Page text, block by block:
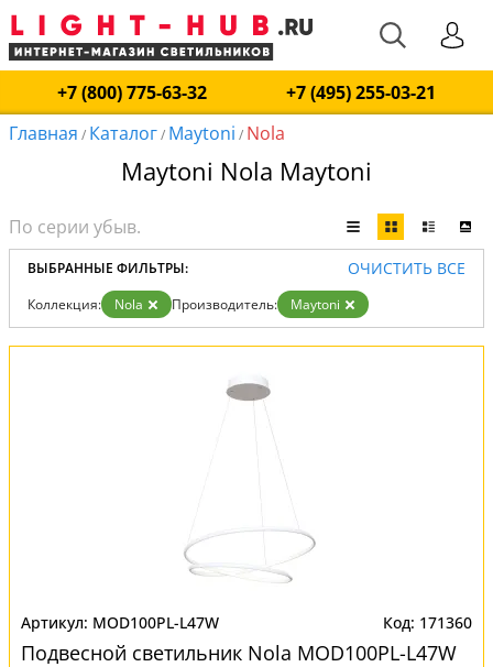
+7 (800) 775-63-32
+7 (495) 255-03-21
Главная / Каталог/ Maytoni / Nola
Maytoni Nola Maytoni
ВЫБРАННЫЕ ФИЛЬТРЫ: ОЧИСТИТЬ ВСЕ
Коллекция: Nola Производитель: Maytoni
MOD100PL-L47W 171360
Подвесной светильник Nola MOD100PL-L47W